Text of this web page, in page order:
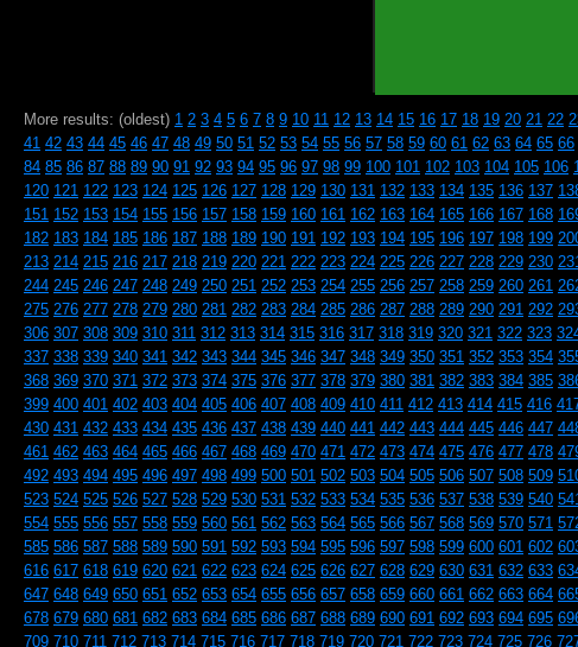
More results: (oldest) 1 2 3 4 5 6 7 8 9 10 11 12 13 14 15 16 17 18 19 20 21 22
41 42 43 44 45 46 47 48 49 50 51 52 53 54 55 56 57 58 59 60 61 62 63 64 65 66
84 85 86 87 88 89 90 91 92 93 94 95 96 97 98 99 100 101 102 103 104 105 106
120 121 122 123 124 125 126 127 128 129 130 131 132 133 134 135 136 137
151 152 153 154 155 156 157 158 159 160 161 162 163 164 165 166 167 168
182 183 184 185 186 187 188 189 190 191 192 193 194 195 196 197 198 199
213 214 215 216 217 218 219 220 221 222 223 224 225 226 227 228 229 230 231
244 245 246 247 248 249 250 251 252 253 254 255 256 257 258 259 260 261
275 276 277 278 279 280 281 282 283 284 285 286 287 288 289 290 291 292
306 307 308 309 310 311 312 313 314 315 316 317 318 319 320 321 322 323
337 338 339 340 341 342 343 344 345 346 347 348 349 350 351 352 353 354
368 369 370 371 372 373 374 375 376 377 378 379 380 381 382 383 384 385
399 400 401 402 403 404 405 406 407 408 409 410 411 412 413 414 415 416
430 431 432 433 434 435 436 437 438 439 440 441 442 443 444 445 446 447
461 462 463 464 465 466 467 468 469 470 471 472 473 474 475 476 477 478
492 493 494 495 496 497 498 499 500 501 502 503 504 505 506 507 508 509
523 524 525 526 527 528 529 530 531 532 533 534 535 536 537 538 539 540 541
554 555 556 557 558 559 560 561 562 563 564 565 566 567 568 569 570 571
585 586 587 588 589 590 591 592 593 594 595 596 597 598 599 600 601 602
616 617 618 619 620 621 622 623 624 625 626 627 628 629 630 631 632 633
647 648 649 650 651 652 653 654 655 656 657 658 659 660 661 662 663 664
678 679 680 681 682 683 684 685 686 687 688 689 690 691 692 693 694 695
709 710 711 712 713 714 715 716 717 718 719 720 721 722 723 724 725 726